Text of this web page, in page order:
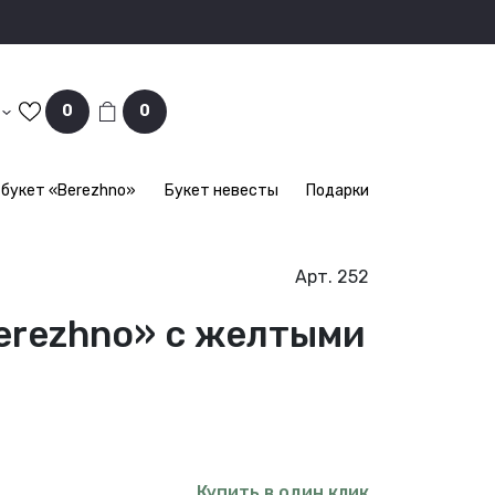
0 0
«Berezhno» Букет невесты Подарки
Арт. 252
с желтыми